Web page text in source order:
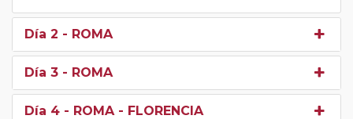
Día 2 - ROMA
Día 3 - ROMA
Día 4 - ROMA - FLORENCIA